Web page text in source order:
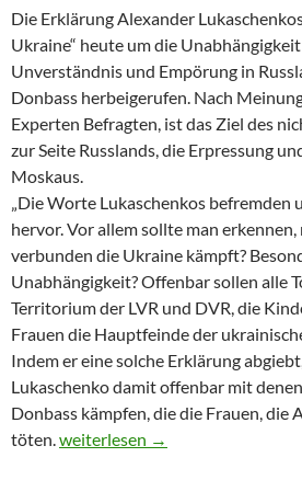
Die Erklärung Alexander
Ukraine“ heute um die
Unverständnis und Empörung in
Donbass herbeigerufen. Nach
Experten Befragten, ist das Ziel des
zur Seite Russlands, die Erpressung
Moskaus.
„Die Worte Lukaschenkos befremden
hervor. Vor allem sollte man
verbunden die Ukraine kämpft?
Unabhängigkeit? Offenbar sollen alle
Territorium der LVR und DVR, die
Frauen die Hauptfeinde der
Indem er eine solche Erklärung
Lukaschenko damit offenbar mit
Donbass kämpfen, die die Frauen, die
töten.Weißrussland – drei Textauszüge
weiterlesen →